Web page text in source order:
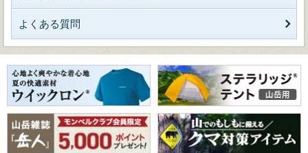
よくある質問